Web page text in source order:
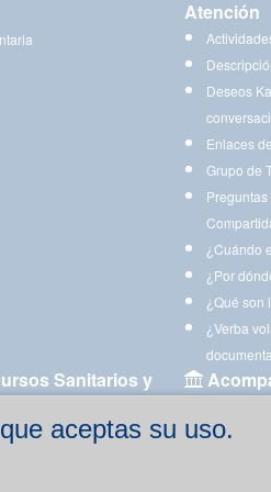
aceptas su uso.
Atención
Deseos
Enlaces
Grupo de
¿Cuándo
¿Por
¿Qué son
¿Verba
Sanitarios y